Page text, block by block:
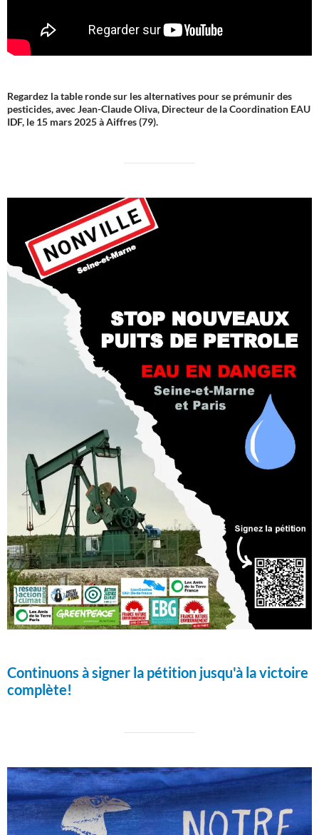
Regardez la table ronde sur les alternatives pour se prémunir des
pesticides, avec Jean-Claude Oliva, Directeur de la Coordination EAU
IDF, le 15 mars 2025 à Aiffres (79).
Continuons à signer la pétition jusqu'à la victoire
complète!